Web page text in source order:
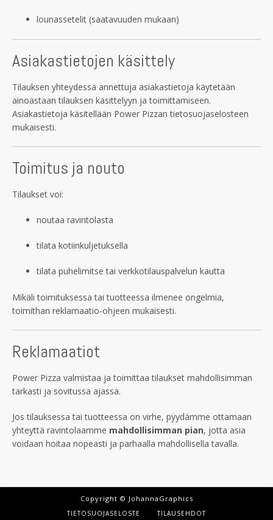
lounassetelit (saatavuuden mukaan)
Asiakastietojen käsittely
Tilauksen yhteydessä annettuja asiakastietoja käytetään
ainoastaan tilauksen käsittelyyn ja toimittamiseen.
Asiakastietoja käsitellään Power Pizzan tietosuojaselosteen
mukaisesti.
Toimitus ja nouto
Tilaukset voi:
noutaa ravintolasta
tilata kotiinkuljetuksella
tilata puhelimitse tai verkkotilauspalvelun kautta
Mikäli toimituksessa tai tuotteessa ilmenee ongelmia,
toimithan reklamaatio-ohjeen mukaisesti.
Reklamaatiot
Power Pizza valmistaa ja toimittaa tilaukset mahdollisimman
tarkasti ja sovitussa ajassa.
Jos tilauksessa tai tuotteessa on virhe, pyydämme ottamaan
yhteyttä ravintolaamme mahdollisimman pian, jotta asia
voidaan hoitaa nopeasti ja parhaalla mahdollisella tavalla.
Copyright © JohannaGraphics
TIETOSUOJASELOSTE TILAUSEHDOT